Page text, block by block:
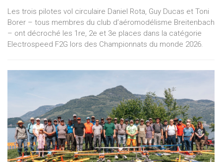
Les trois pilotes vol circulaire Daniel Rota, Guy Ducas et Toni
Borer – tous membres du club d’aéromodélisme Breitenbach
– ont décroché les 1re, 2e et 3e places dans la catégorie
Electrospeed F2G lors des Championnats du monde 2026.